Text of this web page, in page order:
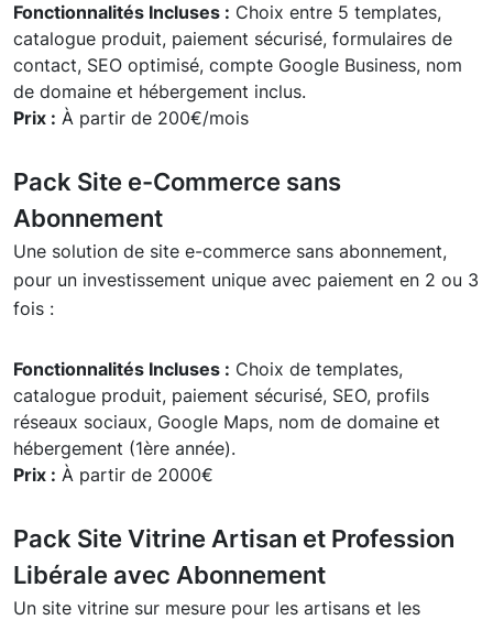
Fonctionnalités Incluses : Choix entre 5 templates,
catalogue produit, paiement sécurisé, formulaires de
contact, SEO optimisé, compte Google Business, nom
de domaine et hébergement inclus.
Prix : À partir de 200€/mois
Pack Site e-Commerce sans
Abonnement
Une solution de site e-commerce sans abonnement,
pour un investissement unique avec paiement en 2 ou 3
fois :
Fonctionnalités Incluses : Choix de templates,
catalogue produit, paiement sécurisé, SEO, profils
réseaux sociaux, Google Maps, nom de domaine et
hébergement (1ère année).
Prix : À partir de 2000€
Pack Site Vitrine Artisan et Profession
Libérale avec Abonnement
Un site vitrine sur mesure pour les artisans et les